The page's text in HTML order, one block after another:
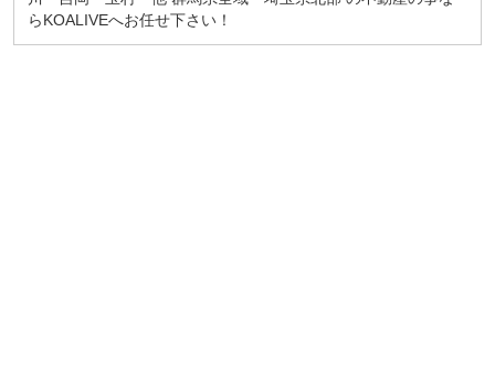
らKOALIVEへお任せ下さい！